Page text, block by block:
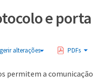
e porta
alterações PDFs
permitem a comunicação